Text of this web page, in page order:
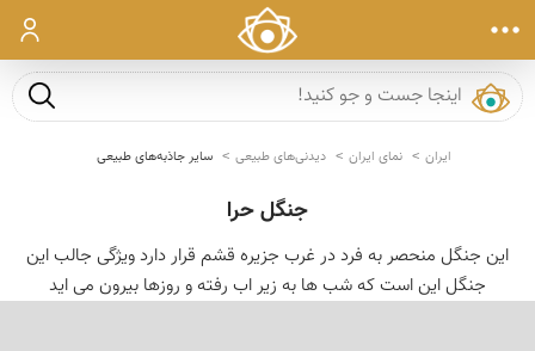
ورود
جست و
ایران نمای ایران دیدنی‌های طبیعی سایر جاذبه‌های طبیعی
جنگل حرا
این جنگل منحصر به فرد در غرب جزیره قشم قرار دارد ویژگی جالب این
جنگل این است كه شب ها به زیر اب رفته و روزها بیرون می اید